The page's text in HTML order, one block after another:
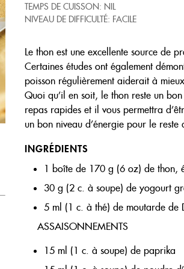
TEMPS DE CUISSON: NIL
NIVEAU DE DIFFICULTÉ: FACILE
Le thon est une excellente source de
Certaines études ont également
poisson régulièrement aiderait à
Quoi qu’il en soit, le thon reste un
repas rapides et il vous permettra
un bon niveau d’énergie pour le reste
INGRÉDIENTS
1 boîte de 170 g (6 oz) de thon,
30 g (2 c. à soupe) de yogourt
5 ml (1 c. à thé) de moutarde de
ASSAISONNEMENTS
15 ml (1 c. à soupe) de paprika